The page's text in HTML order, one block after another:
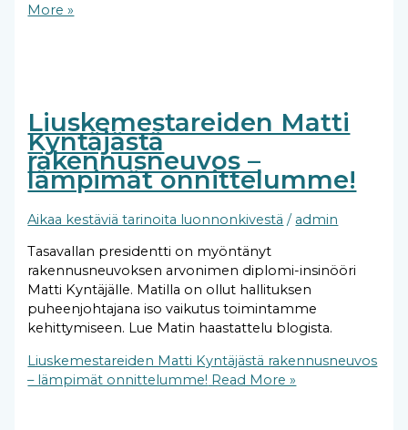
More »
Liuskemestareiden Matti
Kyntäjästä
rakennusneuvos –
lämpimät onnittelumme!
Aikaa kestäviä tarinoita luonnonkivestä / admin
Tasavallan presidentti on myöntänyt
rakennusneuvoksen arvonimen diplomi-insinööri
Matti Kyntäjälle. Matilla on ollut hallituksen
puheenjohtajana iso vaikutus toimintamme
kehittymiseen. Lue Matin haastattelu blogista.
Liuskemestareiden Matti Kyntäjästä rakennusneuvos
– lämpimät onnittelumme! Read More »